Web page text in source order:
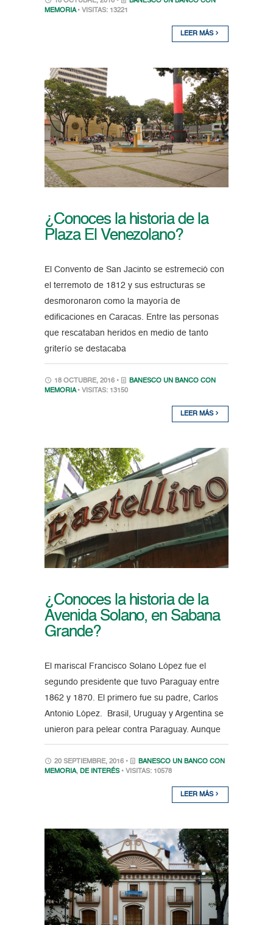
MEMORIA • VISITAS: 13221
LEER MÁS
¿Conoces la historia de la
Plaza El Venezolano?
El Convento de San Jacinto se estremeció con
el terremoto de 1812 y sus estructuras se
desmoronaron como la mayoría de
edificaciones en Caracas. Entre las personas
que rescataban heridos en medio de tanto
griterío se destacaba
18 OCTUBRE, 2016 •
BANESCO UN BANCO CON
MEMORIA • VISITAS: 13150
LEER MÁS
¿Conoces la historia de la
Avenida Solano, en Sabana
Grande?
El mariscal Francisco Solano López fue el
segundo presidente que tuvo Paraguay entre
1862 y 1870. El primero fue su padre, Carlos
Antonio López. Brasil, Uruguay y Argentina se
unieron para pelear contra Paraguay. Aunque
20 SEPTIEMBRE, 2016 •
BANESCO UN BANCO CON
MEMORIA, DE INTERÉS • VISITAS: 10578
LEER MÁS